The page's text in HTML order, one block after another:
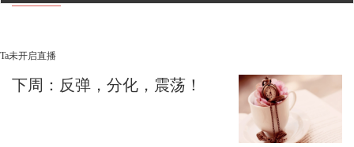
Ta未开启直播
下周：反弹，分化，震荡！